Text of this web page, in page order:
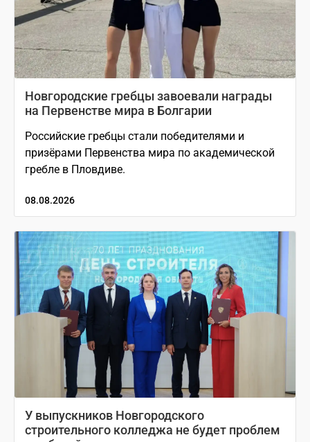
Новгородские гребцы завоевали награды
на Первенстве мира в Болгарии
Российские гребцы стали победителями и
призёрами Первенства мира по академической
гребле в Пловдиве.
08.08.2026
У выпускников Новгородского
строительного колледжа не будет проблем